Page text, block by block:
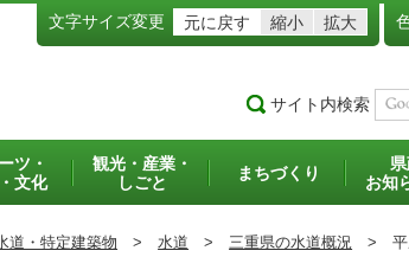
文字サイズ変更 元に戻す 縮小 拡大
サイト内検索
ツ・
文化
観光・産業・
しごと
まちづくり
県
お知
道・特定建築物 > 水道 > 三重県の水道概況 > 平